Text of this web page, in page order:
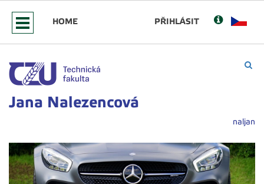
HOME PŘIHLÁSIT
Jana Nalezencová
naljan